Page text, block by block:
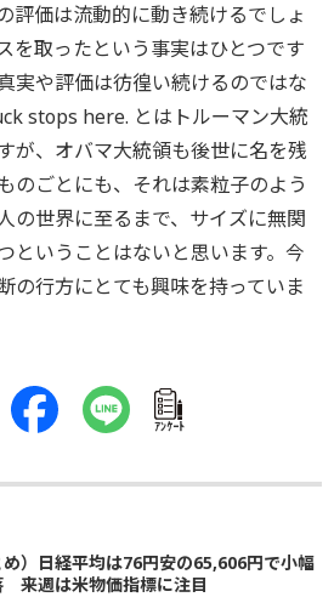
評価は流動的に動き続けるでしょ
を取ったという事実はひとつです
実や評価は彷徨い続けるのではな
stops here. とはトルーマン大統
が、オバマ大統領も後世に名を残
のごとにも、それは素粒子のよう
の世界に至るまで、サイズに無関
ということはないと思います。今
の行方にとても興味を持っていま
ｱﾝｹｰﾄ
め）日経平均は76円安の65,606円で小幅
来週は米物価指標に注目